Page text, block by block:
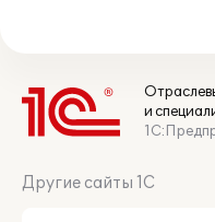
и
Другие сайты 1С